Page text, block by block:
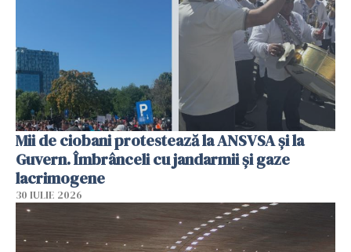
Mii de ciobani protestează la ANSVSA și la
Guvern. Îmbrânceli cu jandarmii și gaze
lacrimogene
30 IULIE 2026